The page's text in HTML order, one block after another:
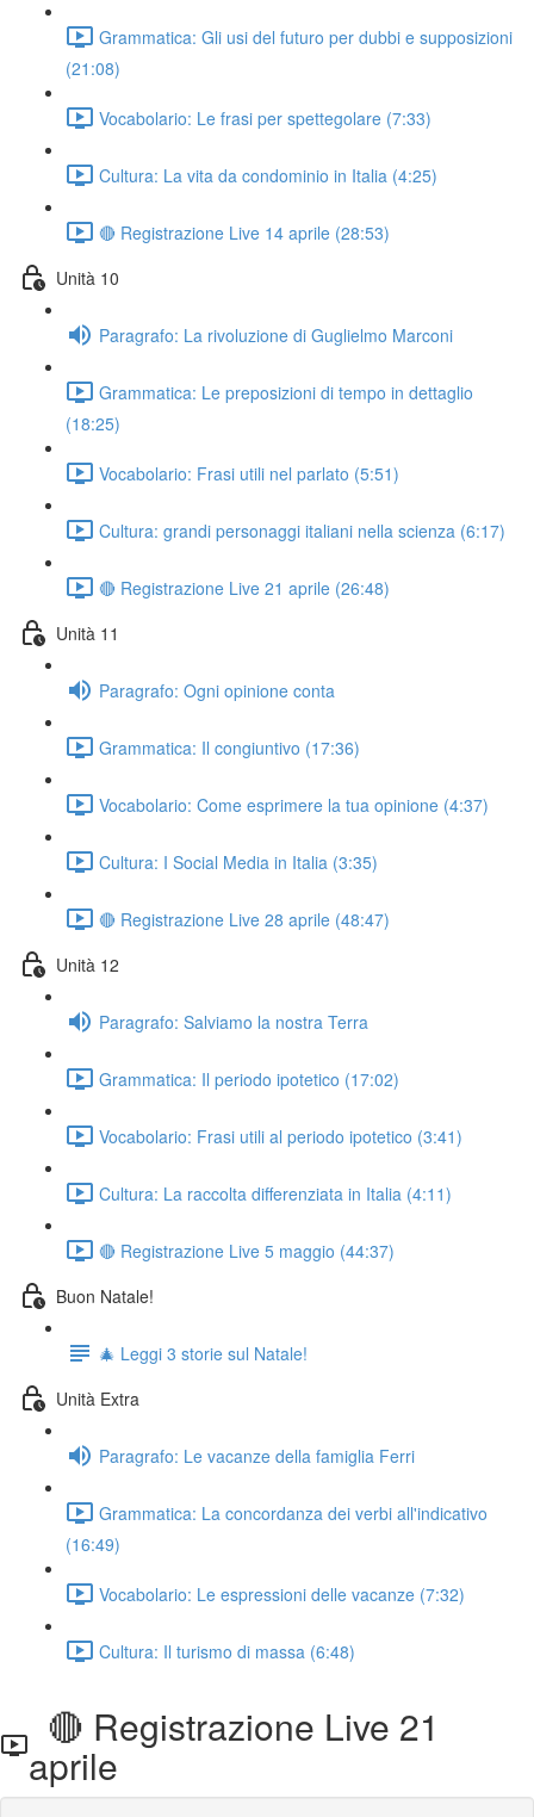
Grammatica: Gli usi del futuro per dubbi e supposizioni
(21:08)
Vocabolario: Le frasi per spettegolare (7:33)
Cultura: La vita da condominio in Italia (4:25)
🔴 Registrazione Live 14 aprile (28:53)
Unità 10
Paragrafo: La rivoluzione di Guglielmo Marconi
Grammatica: Le preposizioni di tempo in dettaglio
(18:25)
Vocabolario: Frasi utili nel parlato (5:51)
Cultura: grandi personaggi italiani nella scienza (6:17)
🔴 Registrazione Live 21 aprile (26:48)
Unità 11
Paragrafo: Ogni opinione conta
Grammatica: Il congiuntivo (17:36)
Vocabolario: Come esprimere la tua opinione (4:37)
Cultura: I Social Media in Italia (3:35)
🔴 Registrazione Live 28 aprile (48:47)
Unità 12
Paragrafo: Salviamo la nostra Terra
Grammatica: Il periodo ipotetico (17:02)
Vocabolario: Frasi utili al periodo ipotetico (3:41)
Cultura: La raccolta differenziata in Italia (4:11)
🔴 Registrazione Live 5 maggio (44:37)
Buon Natale!
🎄 Leggi 3 storie sul Natale!
Unità Extra
Paragrafo: Le vacanze della famiglia Ferri
Grammatica: La concordanza dei verbi all'indicativo
(16:49)
Vocabolario: Le espressioni delle vacanze (7:32)
Cultura: Il turismo di massa (6:48)
🔴 Registrazione Live 21
aprile